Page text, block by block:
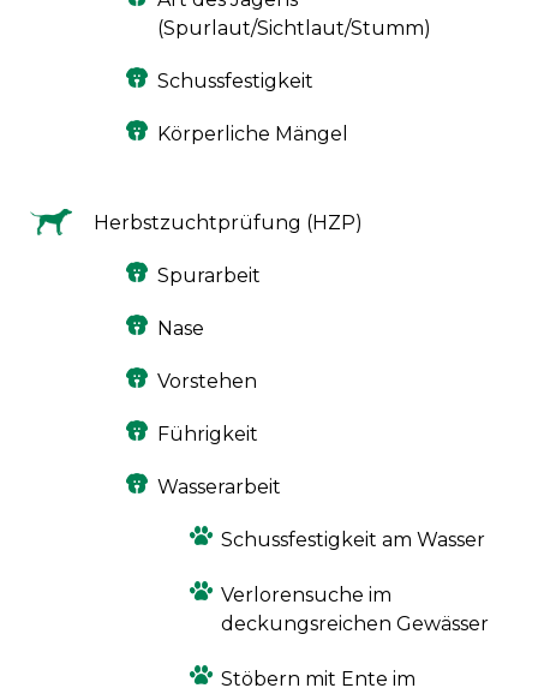
(Spurlaut/Sichtlaut/Stumm)
Schussfestigkeit
Körperliche Mängel
Herbstzuchtprüfung (HZP)
Spurarbeit
Nase
Vorstehen
Führigkeit
Wasserarbeit
Schussfestigkeit am Wasser
Verlorensuche im
deckungsreichen Gewässer
Stöbern mit Ente im